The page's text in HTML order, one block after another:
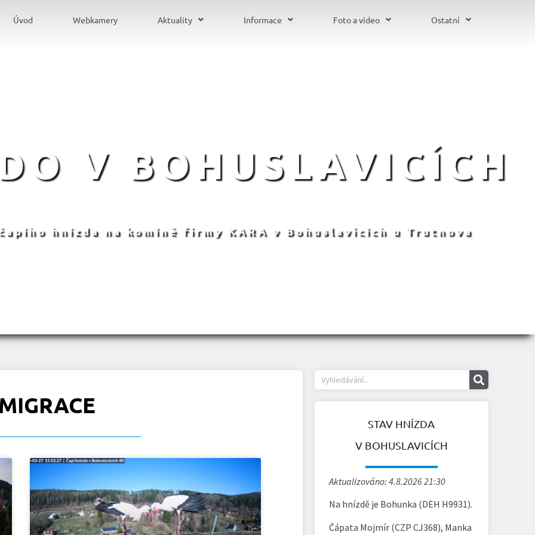
Úvod Webkamery Aktuality Informace Foto a video Ostatní
V BOHUSLAVICÍCH
hnízda na komíně firmy KARA v Bohuslavicích u Trutnova
STAV HNÍZDA
V BOHUSLAVICÍCH
Aktualizováno: 4.8.2026 21:30
Na hnízdě je Bohunka (DEH H9931).
Čápata Mojmír (CZP CJ368), Manka